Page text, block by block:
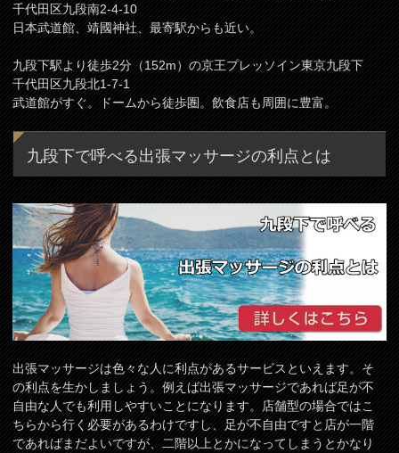
千代田区九段南2-4-10
日本武道館、靖國神社、最寄駅からも近い。
九段下駅より徒歩2分（152m）の京王プレッソイン東京九段下
千代田区九段北1-7-1
武道館がすぐ。ドームから徒歩圏。飲食店も周囲に豊富。
九段下で呼べる出張マッサージの利点とは
出張マッサージは色々な人に利点があるサービスといえます。そ
の利点を生かしましょう。例えば出張マッサージであれば足が不
自由な人でも利用しやすいことになります。店舗型の場合ではこ
ちらから行く必要があるわけですし、足が不自由ですと店が一階
であればまだよいですが、二階以上とかになってしまうとかなり